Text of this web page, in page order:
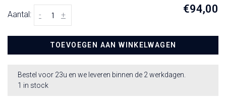
Aantal: +
- €94,00
TOEVOEGEN AAN WINKELWAGEN
Bestel voor 23u en we leveren binnen de 2 werkdagen.
1 in stock